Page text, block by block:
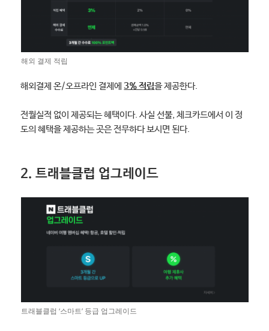
해외 결제 적립
해외결제 온/오프라인 결제에3% 적립을 제공한다.
전월실적 없이 제공되는 혜택이다. 사실 선불, 체크카드에서 이 정
도의 혜택을 제공하는 곳은 전무하다 보시면 된다.
2. 트래블클럽 업그레이드
트래블클럽 ‘스마트’ 등급 업그레이드